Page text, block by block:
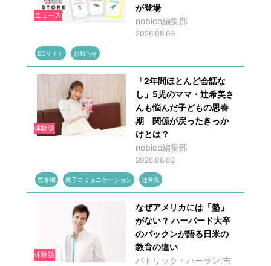
ニュース
が登場
nobico編集部
2026.08.03
ECサイト お知らせ
体験談
「2年間ほとんど会話な
し」5児のママ・辻希美さ
んも悩んだ子どもの思春
期 関係が戻ったきっか
けとは？
nobico編集部
2026.08.03
思春期 親子コミュニケーション 辻希美
体験談
なぜアメリカには「塾」
がない？ ハーバード大卒
のパックンが語る日米の
教育の違い
パトリック・ハーラン,吉